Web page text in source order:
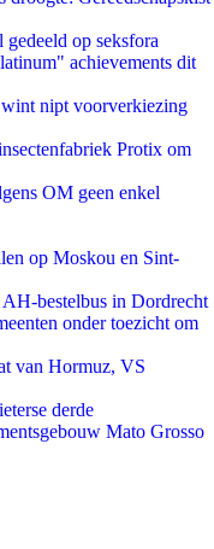
op seksfora
achievements dit
wint nipt voorverkiezing
Protix om
OM geen enkel
op Moskou en Sint-
bestelbus in Dordrecht
onder toezicht om
van Hormuz, VS
derde
Mato Grosso